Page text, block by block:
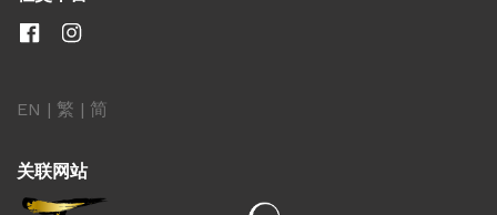
EN | 繁 | 简
关联网站